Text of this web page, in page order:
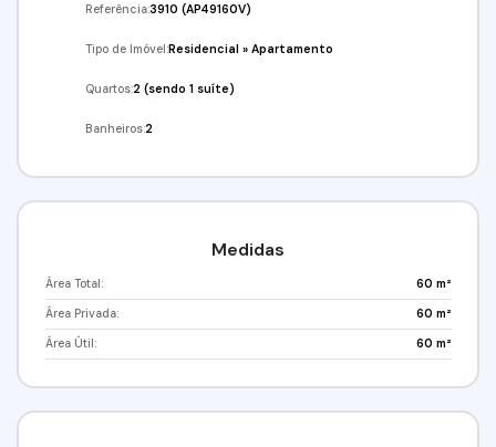
Referência:3910 (AP49160V)
Tipo de Imóvel:Residencial »Apartamento
Quartos:2 (sendo 1 suíte)
Banheiros:2
Medidas
Área Total: 60 m²
Área Privada: 60 m²
Área Útil: 60 m²